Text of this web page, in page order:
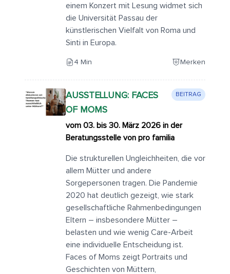
einem Konzert mit Lesung widmet sich
die Universität Passau der
künstlerischen Vielfalt von Roma und
Sinti in Europa.
4 Min Merken
AUSSTELLUNG: FACES
OF MOMS
BEITRAG
vom 03. bis 30. März 2026 in der
Beratungsstelle von pro familia
Die strukturellen Ungleichheiten, die vor
allem Mütter und andere
Sorgepersonen tragen. Die Pandemie
2020 hat deutlich gezeigt, wie stark
gesellschaftliche Rahmenbedingungen
Eltern – insbesondere Mütter –
belasten und wie wenig Care-Arbeit
eine individuelle Entscheidung ist.
Faces of Moms zeigt Portraits und
Geschichten von Müttern,